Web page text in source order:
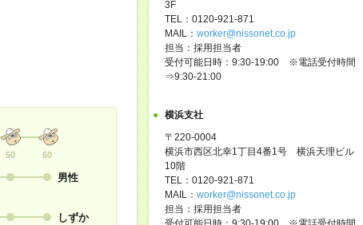
50 60
男性
しずか
3F
TEL：0120-921-871
MAIL： worker@nissonet.co.jp
担当：採用担当者
受付可能日時：9:30-19:00 ※電話受付時間
⇒9:30-21:00
横浜支社
〒220-0004
横浜市西区北幸1丁目4番1号 横浜天理ビル
10階
TEL：0120-921-871
MAIL： worker@nissonet.co.jp
担当：採用担当者